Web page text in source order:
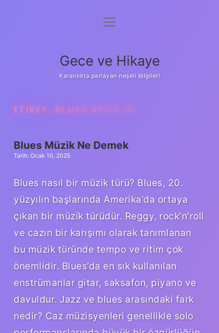
Anasayfa
Yasal Uyarı
menüyü
Gece ve Hikaye
Karanlıkta parlayan neşeli bilgiler!
ETIKET: BLUES ROCK MI
Blues Müzik Ne Demek
Tarih: Ocak 10, 2025
Blues nasıl bir müzik türü? Blues, 20.
yüzyılın başlarında Amerika’da ortaya
çıkan bir müzik türüdür. Reggy, rock’n’roll
ve cazın bir karışımı olarak tanımlanan
bu müzik türünde tempo ve ritim çok
önemlidir. Blues’da en sık kullanılan
enstrümanlar gitar, saksafon, piyano ve
davuldur. Jazz ve blues arasındaki fark
nedir? Caz müzisyenleri genellikle solo